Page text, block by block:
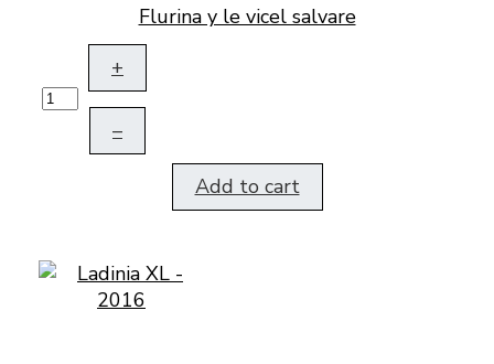
Flurina y le vicel salvare
+
–
Add to cart